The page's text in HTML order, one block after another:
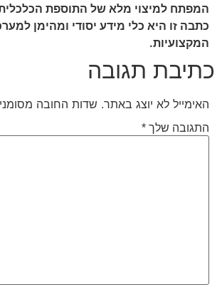
המפתח למיצוי מלא של התוספת
כתבה זו היא כלי מידע יסודי ומהימן
המקצועיות.
כתיבת תגובה
האימייל לא יוצג באתר. שדות החובה
התגובה שלך *